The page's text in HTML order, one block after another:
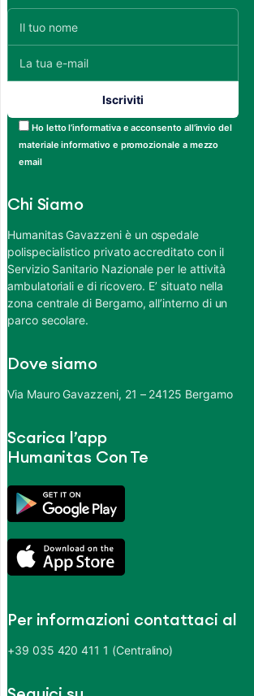
Ho letto l’informativa e acconsento all’invio del
materiale informativo e promozionale a mezzo
email
Chi Siamo
Humanitas Gavazzeni è un ospedale
polispecialistico privato accreditato con il
Servizio Sanitario Nazionale per le attività
ambulatoriali e di ricovero. E’ situato nella
zona centrale di Bergamo, all’interno di un
parco secolare.
Dove siamo
Via Mauro Gavazzeni, 21 – 24125 Bergamo
Scarica l’app
Humanitas Con Te
Per informazioni contattaci al
+39 035 420 411 1 (Centralino)